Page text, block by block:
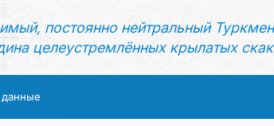
постоянно нейтральный
целеустремлённых крылатых
данные